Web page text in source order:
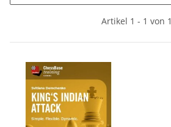
Artikel 1 - 1 von 1